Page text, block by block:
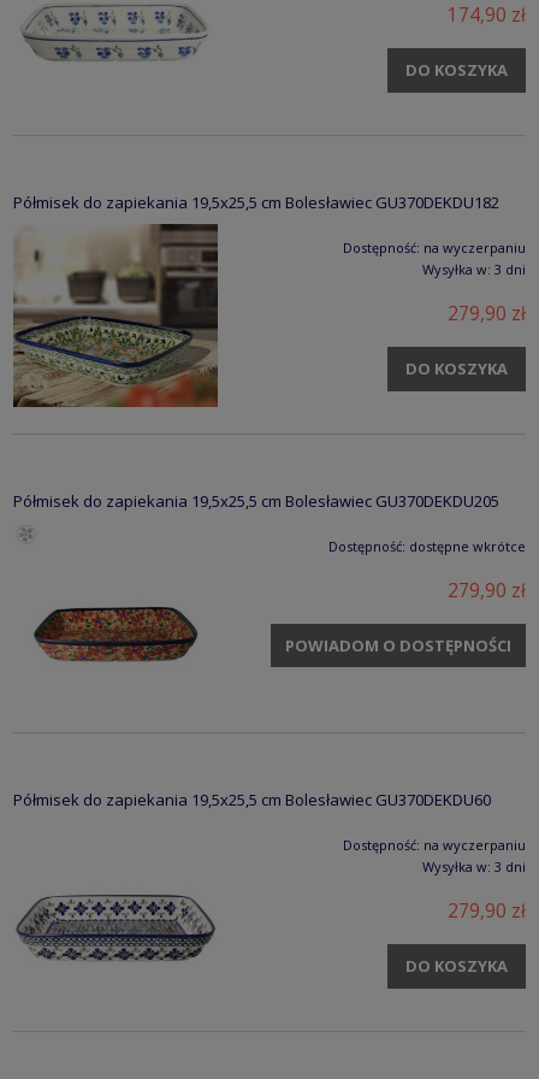
174,90 zł
DO KOSZYKA
Półmisek do zapiekania 19,5x25,5 cm Bolesławiec GU370DEKDU182
Dostępność: na wyczerpaniu
Wysyłka w: 3 dni
279,90 zł
DO KOSZYKA
Półmisek do zapiekania 19,5x25,5 cm Bolesławiec GU370DEKDU205
Dostępność: dostępne wkrótce
279,90 zł
POWIADOM O DOSTĘPNOŚCI
Półmisek do zapiekania 19,5x25,5 cm Bolesławiec GU370DEKDU60
Dostępność: na wyczerpaniu
Wysyłka w: 3 dni
279,90 zł
DO KOSZYKA